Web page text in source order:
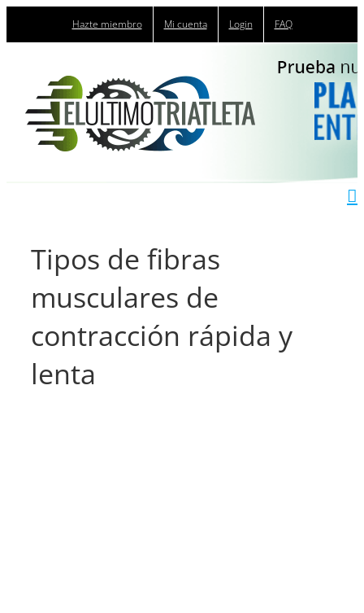
Hazte miembro Mi cuenta Login FAQ
Tipos de fibras
musculares de
contracción rápida y
lenta